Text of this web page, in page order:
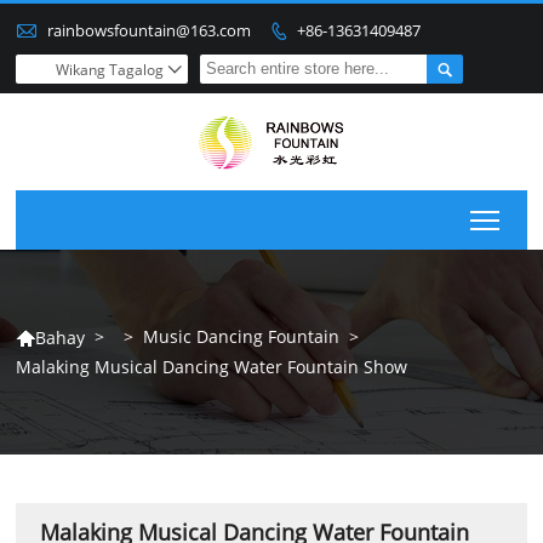
 rainbowsfountain@163.com  +86-13631409487

Wikang Tagalog 
Bahay > > Music Dancing Fountain >
Malaking Musical Dancing Water Fountain Show
Malaking Musical Dancing Water Fountain